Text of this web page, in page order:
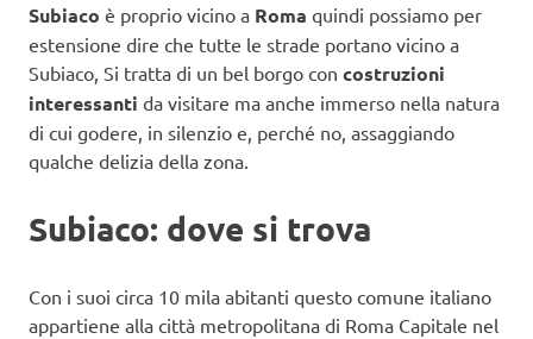
Subiaco è proprio vicino a Roma quindi possiamo per
estensione dire che tutte le strade portano vicino a
Subiaco, Si tratta di un bel borgo con costruzioni
interessanti da visitare ma anche immerso nella natura
di cui godere, in silenzio e, perché no, assaggiando
qualche delizia della zona.
Subiaco: dove si trova
Con i suoi circa 10 mila abitanti questo comune italiano
appartiene alla città metropolitana di Roma Capitale nel